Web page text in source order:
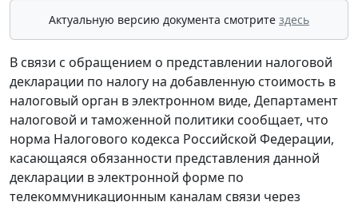
Актуальную версию документа смотрите здесь
В связи с обращением о представлении налоговой
декларации по налогу на добавленную стоимость в
налоговый орган в электронном виде, Департамент
налоговой и таможенной политики сообщает, что
норма Налогового кодекса Российской Федерации,
касающаяся обязанности представления данной
декларации в электронной форме по
телекоммуникационным каналам связи через